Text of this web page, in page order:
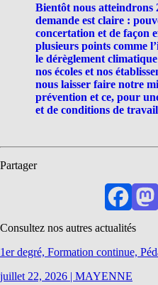
Bientôt nous atteindrons
demande est claire :
concertation et de façon
plusieurs points comme
le dérèglement climatique
nos écoles et nos
nous laisser faire notre
prévention et ce, pour
et de conditions de
Partager
Consultez nos autres actualités
1er degré, Formation continue,
juillet 22, 2026 | MAYENNE